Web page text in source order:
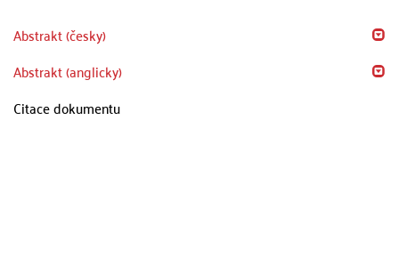
Abstrakt (česky)
Abstrakt (anglicky)
Citace dokumentu